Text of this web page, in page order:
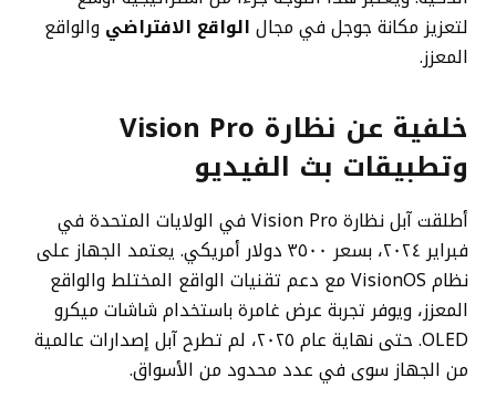
لتعزيز مكانة جوجل في مجال الواقع الافتراضي والواقع
المعزز.
خلفية عن نظارة Vision Pro
وتطبيقات بث الفيديو
أطلقت آبل نظارة Vision Pro في الولايات المتحدة في
فبراير ٢٠٢٤، بسعر ٣٥٠٠ دولار أمريكي. يعتمد الجهاز على
نظام VisionOS مع دعم تقنيات الواقع المختلط والواقع
المعزز، ويوفر تجربة عرض غامرة باستخدام شاشات ميكرو
OLED. حتى نهاية عام ٢٠٢٥، لم تطرح آبل إصدارات عالمية
من الجهاز سوى في عدد محدود من الأسواق.